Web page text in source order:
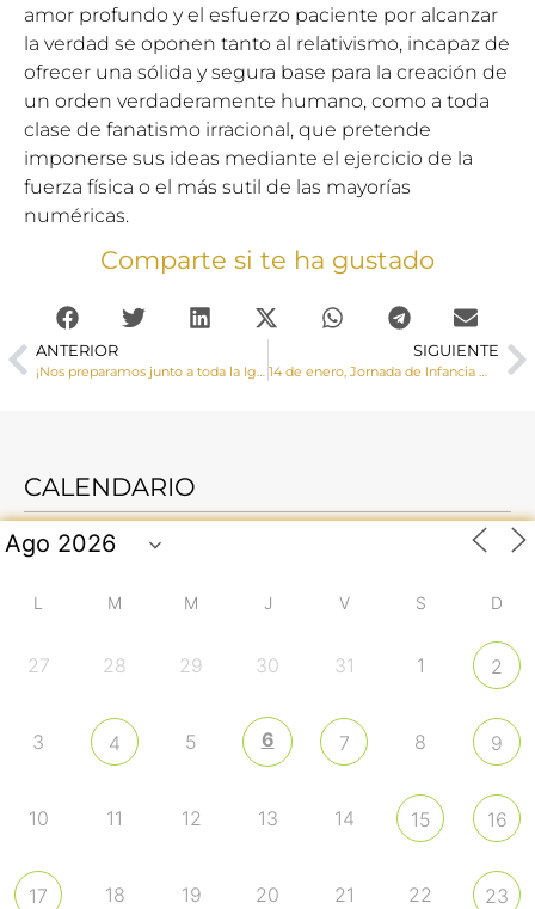
amor profundo y el esfuerzo paciente por alcanzar
la verdad se oponen tanto al relativismo, incapaz de
ofrecer una sólida y segura base para la creación de
un orden verdaderamente humano, como a toda
clase de fanatismo irracional, que pretende
imponerse sus ideas mediante el ejercicio de la
fuerza física o el más sutil de las mayorías
numéricas.
Comparte si te ha gustado
ANTERIOR
¡Nos preparamos junto a toda la Iglesia para el jubileo ordinario de 2025!
SIGUIENTE
14 de enero, Jornada de Infancia Misionera bajo el lema «Comparto lo que soy»
CALENDARIO
L M M J V S D
27 28 29 30 31 1 2
3 4 5 6 7 8 9
10 11 12 13 14 15 16
17 18 19 20 21 22 23